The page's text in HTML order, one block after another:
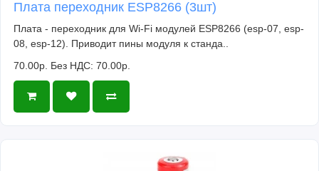
Плата переходник ESP8266 (3шт)
Плата - переходник для Wi-Fi модулей ESP8266 (esp-07, esp-
08, esp-12). Приводит пины модуля к станда..
70.00р. Без НДС: 70.00р.